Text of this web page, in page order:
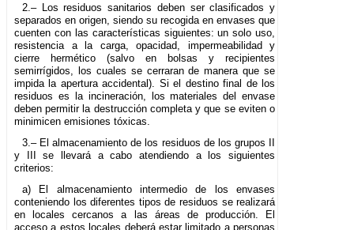
2.– Los residuos sanitarios deben ser clasificados y
separados en origen, siendo su recogida en envases que
cuenten con las características siguientes: un solo uso,
resistencia a la carga, opacidad, impermeabilidad y
cierre hermético (salvo en bolsas y recipientes
semirrígidos, los cuales se cerraran de manera que se
impida la apertura accidental). Si el destino final de los
residuos es la incineración, los materiales del envase
deben permitir la destrucción completa y que se eviten o
minimicen emisiones tóxicas.
3.– El almacenamiento de los residuos de los grupos II
y III se llevará a cabo atendiendo a los siguientes
criterios:
a) El almacenamiento intermedio de los envases
conteniendo los diferentes tipos de residuos se realizará
en locales cercanos a las áreas de producción. El
acceso a estos locales deberá estar limitado a personas